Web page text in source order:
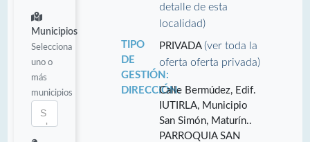
Municipios
Selecciona
uno o
más
municipios
detalle de esta
localidad)
TIPO
DE
GESTIÓN:
PRIVADA(ver toda la
oferta oferta privada)
DIRECCIÓN:Calle Bermúdez, Edif.
IUTIRLA, Municipio
San Simón, Maturín..
PARROQUIA SAN